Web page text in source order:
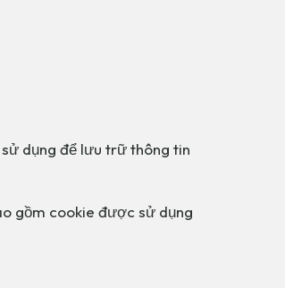
dụng để lưu trữ thông tin
gồm cookie được sử dụng